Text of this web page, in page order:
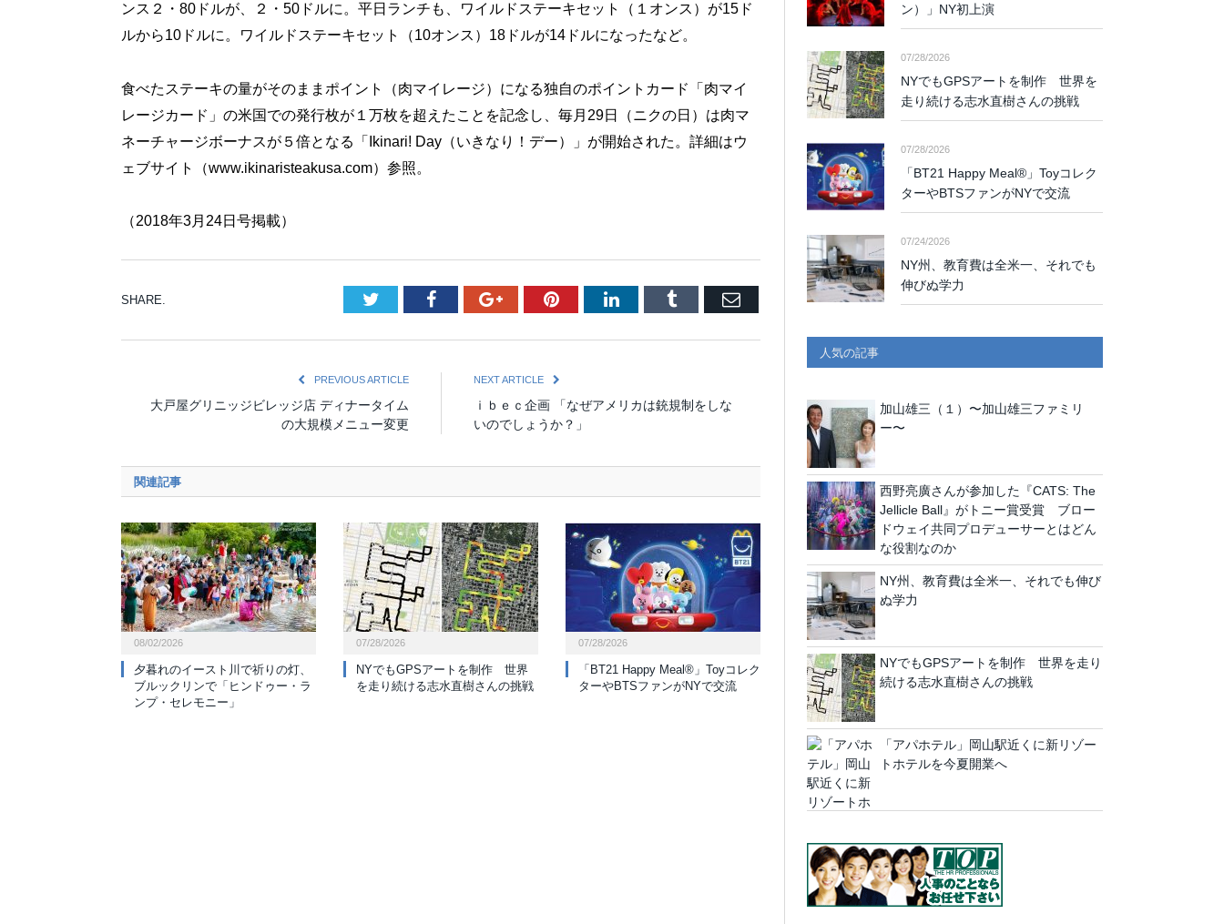
ンス２・80ドルが、２・50ドルに。平日ランチも、ワイルドステーキセット（１オンス）が15ド
ルから10ドルに。ワイルドステーキセット（10オンス）18ドルが14ドルになったなど。
食べたステーキの量がそのままポイント（肉マイレージ）になる独自のポイントカード「肉マイ
レージカード」の米国での発行枚が１万枚を超えたことを記念し、毎月29日（ニクの日）は肉マ
ネーチャージボーナスが５倍となる「Ikinari! Day（いきなり！デー）」が開始された。詳細はウ
ェブサイト（www.ikinaristeakusa.com）参照。
（2018年3月24日号掲載）
SHARE. Twitter FacebookGoogle+PinterestLinkedInTumblr Email
PREVIOUS ARTICLE
大戸屋グリニッジビレッジ店 ディナータイム
の大規模メニュー変更
NEXT ARTICLE
ｉｂｅｃ企画 「なぜアメリカは銃規制をしな
いのでしょうか？」
関連記事
08/02/2026
夕暮れのイースト川で祈りの灯、
ブルックリンで「ヒンドゥー・ラ
ンプ・セレモニー」
07/28/2026
NYでもGPSアートを制作 世界
を走り続ける志水直樹さんの挑戦
07/28/2026
「BT21 Happy Meal®」Toyコレク
ターやBTSファンがNYで交流
ン）」NY初上演
07/28/2026
NYでもGPSアートを制作 世界を
走り続ける志水直樹さんの挑戦
07/28/2026
「BT21 Happy Meal®」Toyコレク
ターやBTSファンがNYで交流
07/24/2026
NY州、教育費は全米一、それでも
伸びぬ学力
人気の記事
加山雄三（１）〜加山雄三ファミリ
ー〜
西野亮廣さんが参加した『CATS: The
Jellicle Ball』がトニー賞受賞 ブロー
ドウェイ共同プロデューサーとはどん
な役割なのか
NY州、教育費は全米一、それでも伸び
ぬ学力
NYでもGPSアートを制作 世界を走り
続ける志水直樹さんの挑戦
「アパホテル」岡山駅近くに新リゾー
トホテルを今夏開業へ